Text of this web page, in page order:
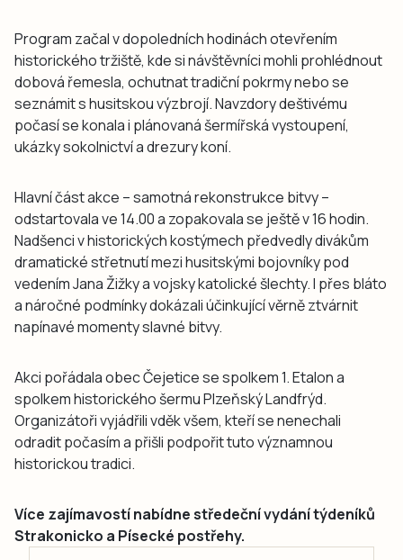
Program začal v dopoledních hodinách otevřením
historického tržiště, kde si návštěvníci mohli prohlédnout
dobová řemesla, ochutnat tradiční pokrmy nebo se
seznámit s husitskou výzbrojí. Navzdory deštivému
počasí se konala i plánovaná šermířská vystoupení,
ukázky sokolnictví a drezury koní.
Hlavní část akce – samotná rekonstrukce bitvy –
odstartovala ve 14.00 a zopakovala se ještě v 16 hodin.
Nadšenci v historických kostýmech předvedly divákům
dramatické střetnutí mezi husitskými bojovníky pod
vedením Jana Žižky a vojsky katolické šlechty. I přes bláto
a náročné podmínky dokázali účinkující věrně ztvárnit
napínavé momenty slavné bitvy.
Akci pořádala obec Čejetice se spolkem 1. Etalon a
spolkem historického šermu Plzeňský Landfrýd.
Organizátoři vyjádřili vděk všem, kteří se nenechali
odradit počasím a přišli podpořit tuto významnou
historickou tradici.
Více zajímavostí nabídne středeční vydání týdeníků
Strakonicko a Písecké postřehy.